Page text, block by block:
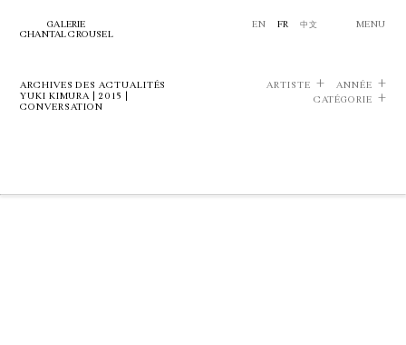
GALERIE
CHANTAL CROUSEL
EN FR 中文 MENU
ARCHIVES DES ACTUALITÉS
YUKI KIMURA | 2015 |
CONVERSATION
ARTISTE
ANNÉE
CATÉGORIE